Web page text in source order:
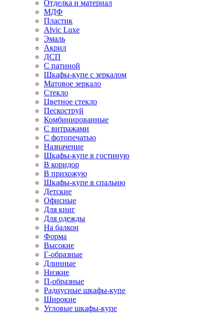
Отделка и материал
МДФ
Пластик
Alvic Luxe
Эмаль
Акрил
ДСП
С патиной
Шкафы-купе с зеркалом
Матовое зеркало
Стекло
Цветное стекло
Пескоструй
Комбинированные
С витражами
С фотопечатью
Назначение
Шкафы-купе в гостиную
В коридор
В прихожую
Шкафы-купе в спальню
Детские
Офисные
Для книг
Для одежды
На балкон
Форма
Высокие
Г-образные
Длинные
Низкие
П-образные
Радиусные шкафы-купе
Широкие
Угловые шкафы-купе